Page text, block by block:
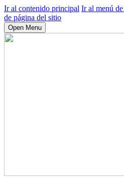
Ir al contenido principal Ir al menú
de página del sitio
Open Menu